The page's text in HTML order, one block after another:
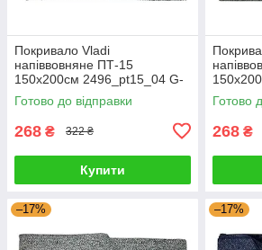
Покривало Vladi
напіввовняне ПТ-15
150x200см 2496_pt15_04 G-
Rich
Готово до відправки
268 ₴ 322 ₴
Купити
Rich
Готово
268 ₴
–17% –17%